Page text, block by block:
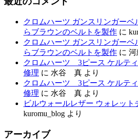
クロムハーツ ガンスリンガー
らブラウンのベルトを製作 に
クロムハーツ ガンスリンガー
らブラウンのベルトを製作 に
クロムハーツ 3ピース ケルテ
修理 に 水谷 真 より
クロムハーツ 3ピース ケルテ
修理 に 水谷 真 より
ビルウォールレザー ウォレット
kuromu_blog より
アーカイブ